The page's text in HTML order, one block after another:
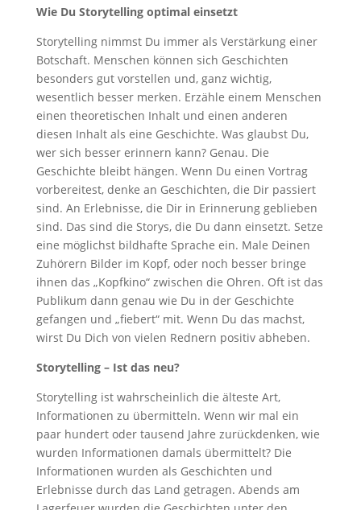
Wie Du Storytelling optimal einsetzt
Storytelling nimmst Du immer als Verstärkung einer
Botschaft. Menschen können sich Geschichten
besonders gut vorstellen und, ganz wichtig,
wesentlich besser merken. Erzähle einem Menschen
einen theoretischen Inhalt und einen anderen
diesen Inhalt als eine Geschichte. Was glaubst Du,
wer sich besser erinnern kann? Genau. Die
Geschichte bleibt hängen. Wenn Du einen Vortrag
vorbereitest, denke an Geschichten, die Dir passiert
sind. An Erlebnisse, die Dir in Erinnerung geblieben
sind. Das sind die Storys, die Du dann einsetzt. Setze
eine möglichst bildhafte Sprache ein. Male Deinen
Zuhörern Bilder im Kopf, oder noch besser bringe
ihnen das „Kopfkino“ zwischen die Ohren. Oft ist das
Publikum dann genau wie Du in der Geschichte
gefangen und „fiebert“ mit. Wenn Du das machst,
wirst Du Dich von vielen Rednern positiv abheben.
Storytelling – Ist das neu?
Storytelling ist wahrscheinlich die älteste Art,
Informationen zu übermitteln. Wenn wir mal ein
paar hundert oder tausend Jahre zurückdenken, wie
wurden Informationen damals übermittelt? Die
Informationen wurden als Geschichten und
Erlebnisse durch das Land getragen. Abends am